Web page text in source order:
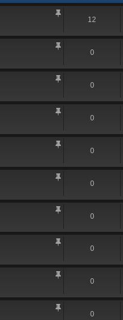
12
0
0
0
0
0
0
0
0
0